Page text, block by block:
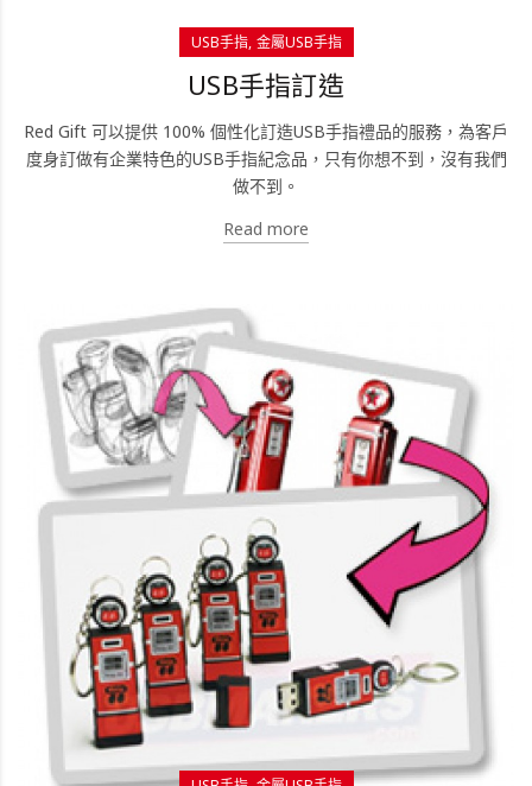
USB手指 金屬USB手指
USB手指訂造
Red Gift 可以提供 100% 個性化訂造USB手指禮品的服務，為客戶
度身訂做有企業特色的USB手指紀念品，只有你想不到，沒有我們
做不到。
Read more